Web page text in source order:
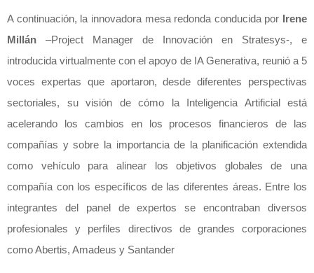
A continuación, la innovadora mesa redonda conducida por Irene
Millán –Project Manager de Innovación en Stratesys-, e
introducida virtualmente con el apoyo de IA Generativa, reunió a 5
voces expertas que aportaron, desde diferentes perspectivas
sectoriales, su visión de cómo la Inteligencia Artificial está
acelerando los cambios en los procesos financieros de las
compañías y sobre la importancia de la planificación extendida
como vehículo para alinear los objetivos globales de una
compañía con los específicos de las diferentes áreas. Entre los
integrantes del panel de expertos se encontraban diversos
profesionales y perfiles directivos de grandes corporaciones
como Abertis, Amadeus y Santander